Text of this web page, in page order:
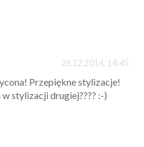
28.12.2014, 14:45
Przepiękne stylizacje!
w stylizacji drugiej???? :-)